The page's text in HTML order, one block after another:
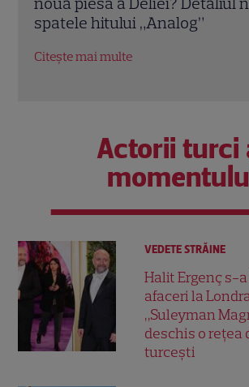
Actorii turci
VEDETE STRĂINE
Halit Ergenç s-
afaceri la
„Suleyman
deschis o rețea
turcești